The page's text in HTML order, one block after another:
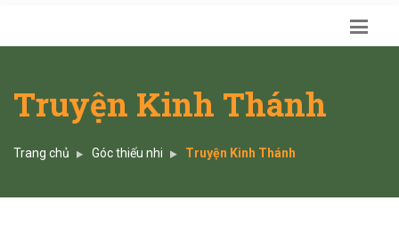
Truyện Kinh Thánh
Trang chủ Góc thiếu nhi Truyện Kinh Thánh